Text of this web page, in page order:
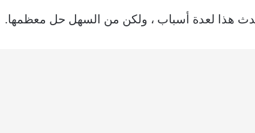
هذا لعدة أسباب ، ولكن من السهل حل معظمها.